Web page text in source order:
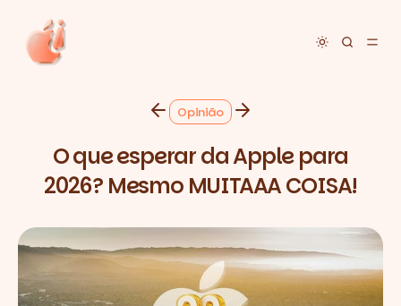
Toggle
Opinião
O que esperar da Apple para
2026? Mesmo MUITAAA COISA!